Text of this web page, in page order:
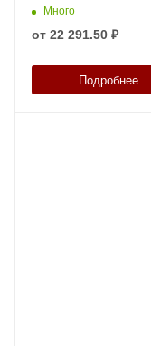
Много
от 22 291.50 ₽
Подробнее